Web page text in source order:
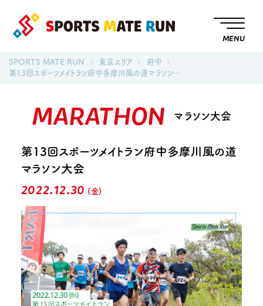
SPORTS MATE RUN 東京エリア
府中
第13回スポーツメイトラン府中多摩川風の道マラソン…
MENU
MARATHON マラソン大会
第13回スポーツメイトラン府中多摩川風の道
マラソン大会
2022.12.30 (金)